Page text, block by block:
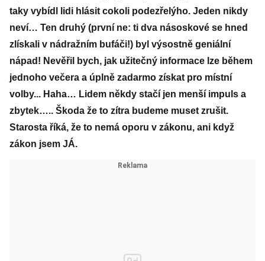
taky vybídl lidi hlásit cokoli podezřelýho. Jeden nikdy
neví… Ten druhý (první ne: ti dva násoskové se hned
zlískali v nádražním bufáči!) byl výsostně geniální
nápad! Nevěřil bych, jak užitečný informace lze během
jednoho večera a úplně zadarmo získat pro místní
volby... Haha… Lidem někdy stačí jen menší impuls a
zbytek….. Škoda že to zítra budeme muset zrušit.
Starosta říká, že to nemá oporu v zákonu, ani když
zákon jsem JÁ.